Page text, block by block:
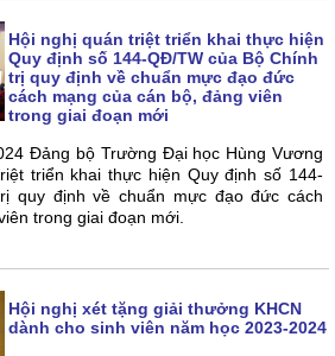
Hội nghị quán triệt triển khai thực hiện
Quy định số 144-QĐ/TW của Bộ Chính
trị quy định về chuẩn mực đạo đức
cách mạng của cán bộ, đảng viên
trong giai đoạn mới
Đảng bộ Trường Đại học Hùng Vương
triển khai thực hiện Quy định số 144-
quy định về chuẩn mực đạo đức cách
trong giai đoạn mới.
Hội nghị xét tặng giải thưởng KHCN
dành cho sinh viên năm học 2023-2024